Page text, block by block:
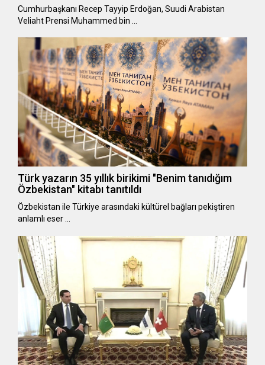
Cumhurbaşkanı Recep Tayyip Erdoğan, Suudi Arabistan
Veliaht Prensi Muhammed bin …
Türk yazarın 35 yıllık birikimi "Benim tanıdığım
Özbekistan" kitabı tanıtıldı
Özbekistan ile Türkiye arasındaki kültürel bağları pekiştiren
anlamlı eser …